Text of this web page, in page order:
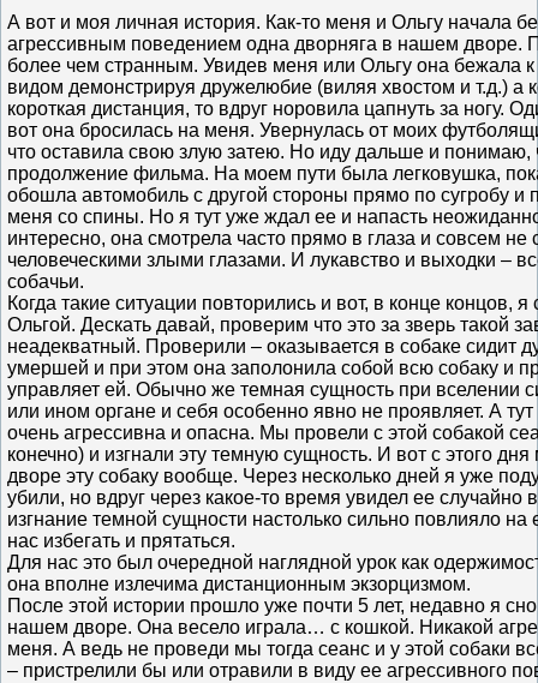
А вот и моя личная история. Как-то меня и Ольгу начала
агрессивным поведением одна дворняга в нашем дворе.
более чем странным. Увидев меня или Ольгу она бежала
видом демонстрируя дружелюбие (виляя хвостом и т.д.) а
короткая дистанция, то вдруг норовила цапнуть за ногу.
вот она бросилась на меня. Увернулась от моих
что оставила свою злую затею. Но иду дальше и понимаю,
продолжение фильма. На моем пути была легковушка,
обошла автомобиль с другой стороны прямо по сугробу и
меня со спины. Но я тут уже ждал ее и напасть
интересно, она смотрела часто прямо в глаза и совсем не
человеческими злыми глазами. И лукавство и выходки –
собачьи.
Когда такие ситуации повторились и вот, в конце концов,
Ольгой. Дескать давай, проверим что это за зверь такой
неадекватный. Проверили – оказывается в собаке сидит
умершей и при этом она заполонила собой всю собаку и
управляет ей. Обычно же темная сущность при вселении
или ином органе и себя особенно явно не проявляет. А
очень агрессивна и опасна. Мы провели с этой собакой
конечно) и изгнали эту темную сущность. И вот с этого
дворе эту собаку вообще. Через несколько дней я уже
убили, но вдруг через какое-то время увидел ее случайно
изгнание темной сущности настолько сильно повлияло на
нас избегать и прятаться.
Для нас это был очередной наглядной урок как
она вполне излечима дистанционным экзорцизмом.
После этой истории прошло уже почти 5 лет, недавно я
нашем дворе. Она весело играла… с кошкой. Никакой
меня. А ведь не проведи мы тогда сеанс и у этой собаки
– пристрелили бы или отравили в виду ее агрессивного